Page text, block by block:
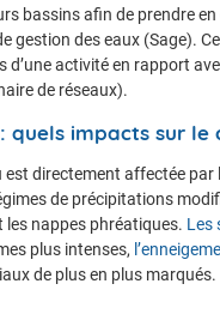
bassins afin de prendre
gestion des eaux (Sage).
d’une activité en rapport
de réseaux).
impacts sur le
est directement affectée
de précipitations
les nappes phréatiques. Les
plus intenses,
de plus en plus marqués.